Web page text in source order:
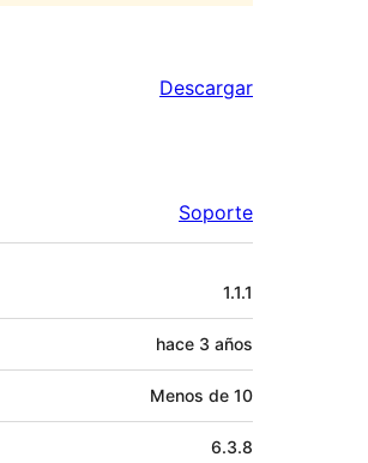
Descargar
Soporte
1.1.1
hace 3 años
Menos de 10
6.3.8